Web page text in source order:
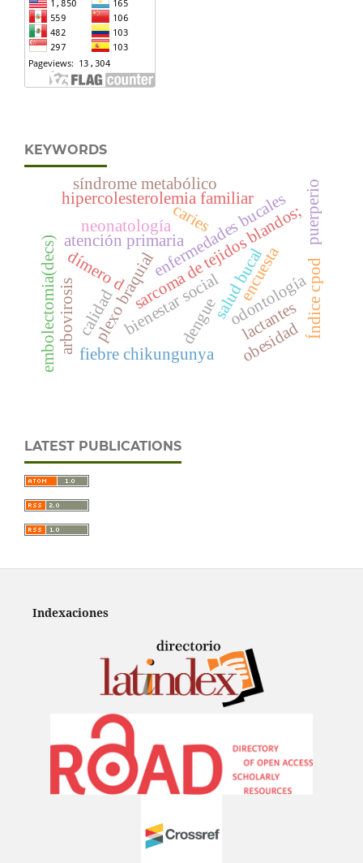
KEYWORDS
sarcoma de tejidos blandos;
plexo braquial
atención primaria
salud bucal
bienestar socialodontología
embolectomia(decs) enfermedades bucales
caries
Índice cpod
hipercolesterolemia familiar puerperio
dímero d encuesta
calidad
fiebre chikungunya
dengue
arbovirosis lactantes
neonatología
obesidad
síndrome metabólico
LATEST PUBLICATIONS
Indexaciones